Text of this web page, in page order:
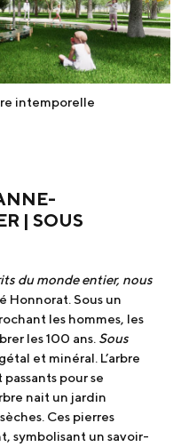
intemporelle
| SOUS
du monde entier, nous
Honnorat. Sous un
les hommes, les
les 100 ans. Sous
et minéral. L’arbre
pour se
nait un jardin
Ces pierres
symbolisant un savoir-